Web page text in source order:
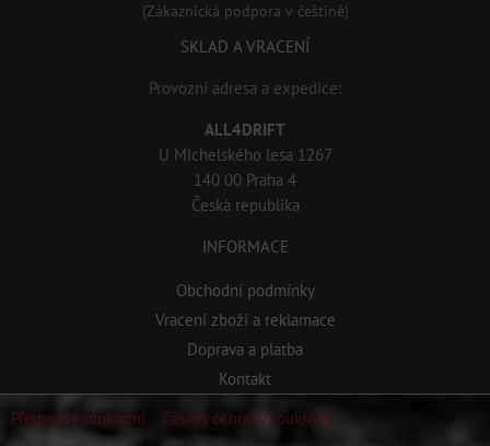
(Zákaznická podpora v češtině)
SKLAD A VRACENÍ
Provozní adresa a expedice:
ALL4DRIFT
U Michelského lesa 1267
140 00 Praha 4
Česká republika
INFORMACE
Obchodní podmínky
Vracení zboží a reklamace
Doprava a platba
Kontakt
Předvolby soukromí
Zásady ochrany soukromí